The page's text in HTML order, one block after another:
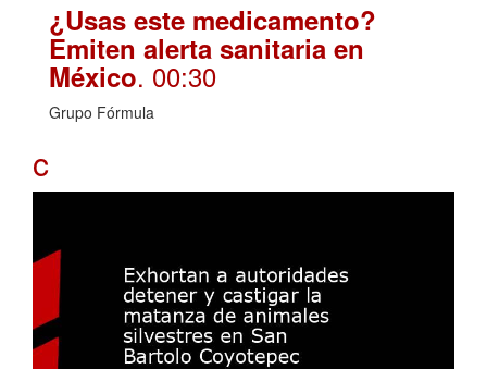
¿Usas este medicamento?
Emiten alerta sanitaria en
México. 00:30
Grupo Fórmula
c